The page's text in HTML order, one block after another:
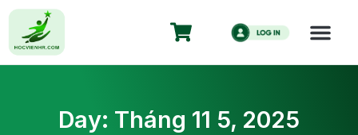
Day: Tháng 11 5, 2025